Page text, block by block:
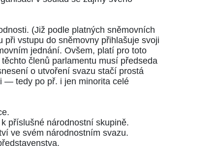
(Již podle platných sněmovních
vstupu do sněmovny přihlašuje svoji
jednání. Ovšem, platí pro toto
členů parlamentu musí předseda
o utvoření svazu stačí prostá
— tedy po př. i jen minorita celé
příslušné národnostní skupině.
ve svém národnostním svazu.